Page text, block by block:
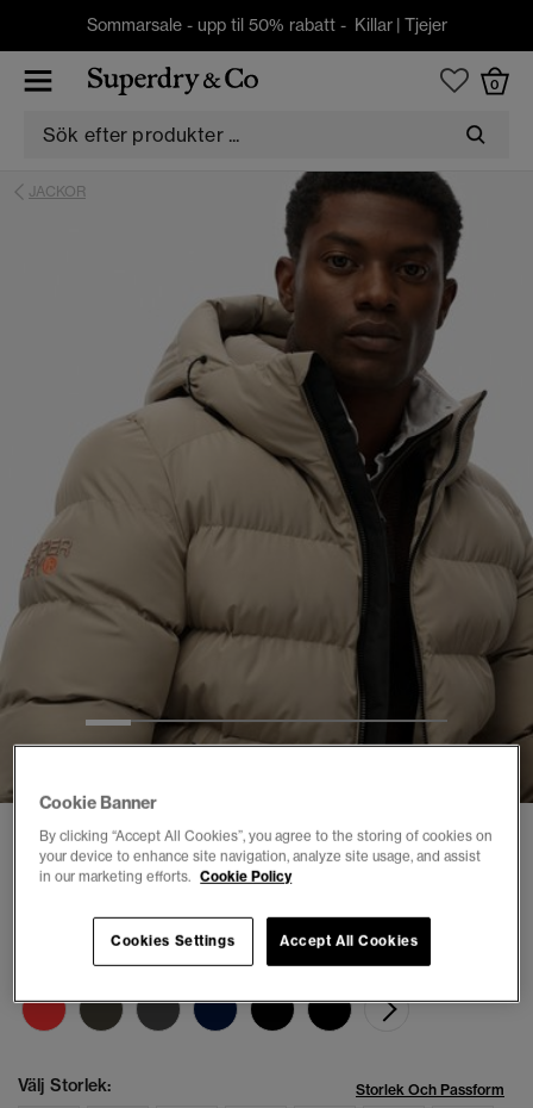
Sommarsale - upp til 50% rabatt - Killar| Tjejer
0
JACKOR
2 3 4 5 8
Sportjacka med huva
(3)
kr 1.399,00
winter twig beige
Välj Storlek: Storlek Och Passform
Cookie Banner
By clicking “Accept All Cookies”, you agree to the storing of cookies on
your device to enhance site navigation, analyze site usage, and assist
in our marketing efforts. Cookie Policy
Accept All Cookies
Cookies Settings